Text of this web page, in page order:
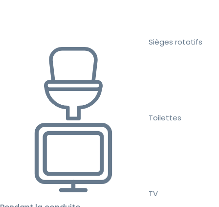
Sièges rotatifs
Toilettes
TV